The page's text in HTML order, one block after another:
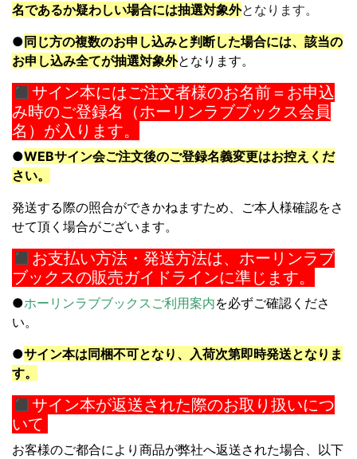
名であるか疑わしい場合には抽選対象外となります。
●同じ方の複数のお申し込みと判断した場合には、 該当の
お申し込み全てが抽選対象外となります。
◼︎サイン本にはご注文者様のお名前＝お申込
み時のご登録名（ホーリンラブブックス会員
名）が入ります。
●WEBサイン会ご注文後のご登録名義変更はお控えくだ
さい。
発送する際の照合ができかねますため、 ご本人様確認をさ
せて頂く場合がございます。
◼︎ お支払い方法・発送方法は、ホーリンラブ
ブックスの販売ガイドラインに準じます。
●ホーリンラブブックスご利用案内を必ずご確認くださ
い。
●サイン本は同梱不可となり、入荷次第即時発送となりま
す。
◼︎サイン本が返送された際のお取り扱いにつ
いて
お客様のご都合により商品が弊社へ返送された場合、以下